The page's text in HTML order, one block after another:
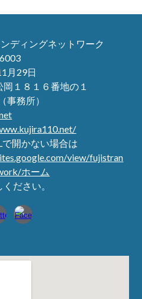
ディングネットワーク
月29日
１８１６番地の１
事務所）
で開かない場合は
view/fujistran
ホーム
ださい。